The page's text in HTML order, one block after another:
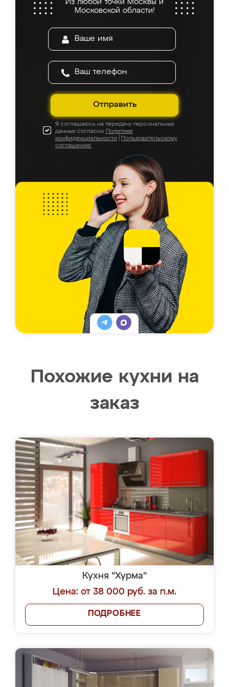
Из любой точки Москвы и
Московской области!
Отправить
Я соглашаюсь на передачу персональных
данных согласно Политике
конфиденциальности
Пользовательскому
соглашению
Похожие кухни на
заказ
Кухня "Хурма"
Цена: от 38 000 руб. за п.м.
ПОДРОБНЕЕ